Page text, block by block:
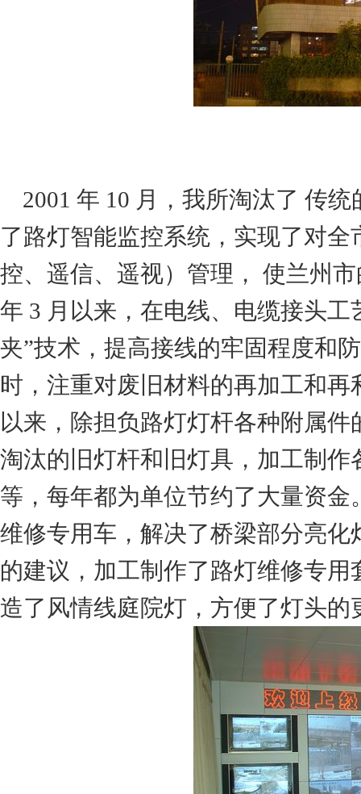
2001 年 10 月，我所淘汰了 传
了路灯智能监控系统，实现了对
控、遥信、遥视）管理， 使兰州
年 3 月以来，在电线、电缆接头
夹”技术，提高接线的牢固程度和
时，注重对废旧材料的再加工和
以来，除担负路灯灯杆各种附属
淘汰的旧灯杆和旧灯具，加工制
等，每年都为单位节约了大量资
维修专用车，解决了桥梁部分亮
的建议，加工制作了路灯维修专
造了风情线庭院灯，方便了灯头的